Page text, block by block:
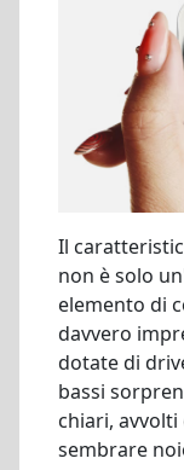
Il
non è solo
elemento di
davvero
dotate di
bassi
chiari,
sembrare